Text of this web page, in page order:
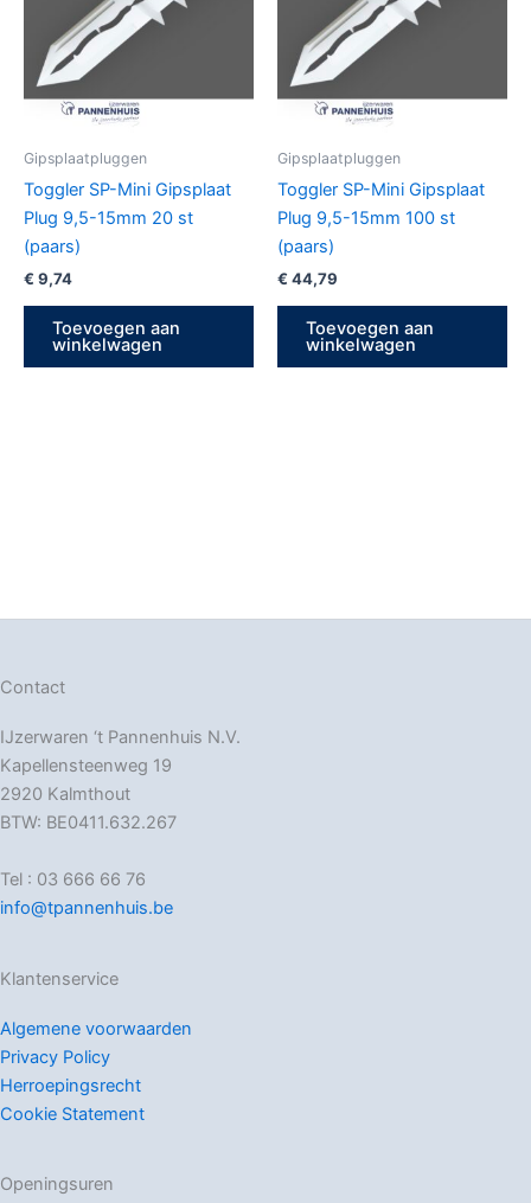
Gipsplaatpluggen
Toggler SP-Mini Gipsplaat
Plug 9,5-15mm 20 st
(paars)
€ 9,74
Toevoegen aan
winkelwagen
Gipsplaatpluggen
Toggler SP-Mini Gipsplaat
Plug 9,5-15mm 100 st
(paars)
€ 44,79
Toevoegen aan
winkelwagen
Contact
IJzerwaren ‘t Pannenhuis N.V.
Kapellensteenweg 19
2920 Kalmthout
BTW: BE0411.632.267
Tel : 03 666 66 76
info@tpannenhuis.be
Klantenservice
Algemene voorwaarden
Privacy Policy
Herroepingsrecht
Cookie Statement
Openingsuren